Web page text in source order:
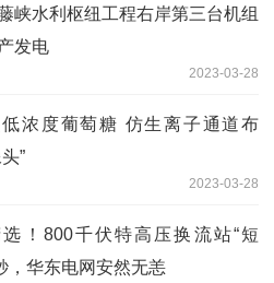
峡水利枢纽工程右岸第三台机组
发电
2023-03-28
浓度葡萄糖 仿生离子通道布
”
2023-03-28
！800千伏特高压换流站“短
，华东电网安然无恙